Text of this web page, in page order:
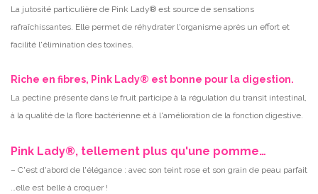
La jutosité particulière de Pink Lady® est source de sensations
rafraîchissantes. Elle permet de réhydrater l'organisme après un effort et
facilité l'élimination des toxines.
Riche en fibres, Pink Lady® est bonne pour la digestion.
La pectine présente dans le fruit participe à la régulation du transit intestinal,
à la qualité de la flore bactérienne et à l'amélioration de la fonction digestive.
Pink Lady®, tellement plus qu'une pomme…
– C'est d'abord de l'élégance : avec son teint rose et son grain de peau parfait
…elle est belle à croquer !